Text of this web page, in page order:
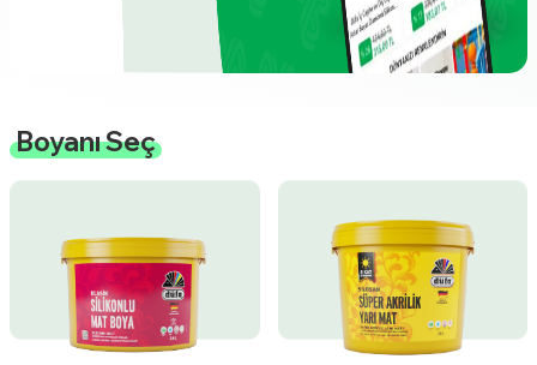
Boyanı Seç